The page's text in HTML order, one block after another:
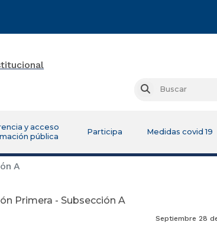
Buscar
y acceso
pública
Participa Medidas covid 19
A
Primera - Subsección A
Septiembre 28